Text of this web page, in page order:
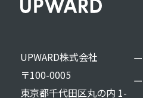
UPWARD株式会社
〒100-0005
東京都千代田区丸の内 1-